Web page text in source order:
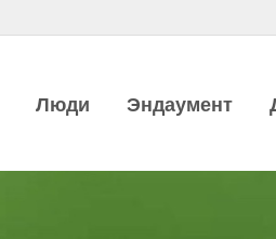
Люди Эндаумент